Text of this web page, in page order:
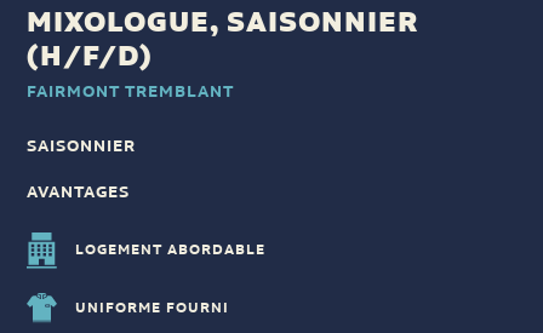
MIXOLOGUE, SAISONNIER
(H/F/D)
FAIRMONT TREMBLANT
SAISONNIER
AVANTAGES
LOGEMENT ABORDABLE
UNIFORME FOURNI